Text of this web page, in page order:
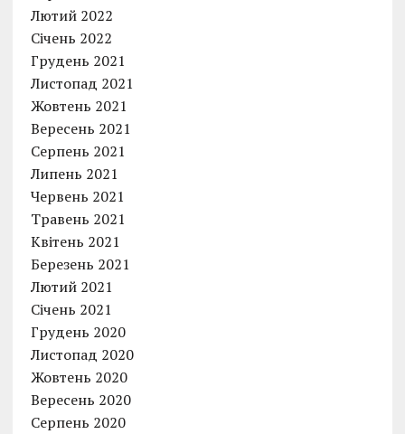
Лютий 2022
Січень 2022
Грудень 2021
Листопад 2021
Жовтень 2021
Вересень 2021
Серпень 2021
Липень 2021
Червень 2021
Травень 2021
Квітень 2021
Березень 2021
Лютий 2021
Січень 2021
Грудень 2020
Листопад 2020
Жовтень 2020
Вересень 2020
Серпень 2020